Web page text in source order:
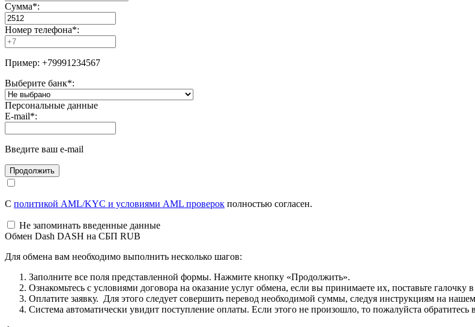
Сумма*:
Номер телефона*:
Пример: +79991234567
Выберите банк*:
Персональные данные
E-mail*:
Введите ваш e-mail
С политикой AML/KYC и условиями AML проверок полностью согласен.
Не запоминать введенные данные
Обмен Dash DASH на СБП RUB
Для обмена вам необходимо выполнить несколько шагов:
Заполните все поля представленной формы. Нажмите кнопку «Продолжить».
Ознакомьтесь с условиями договора на оказание услуг обмена, если вы принимаете их, поставьте
Оплатите заявку. Для этого следует совершить перевод необходимой суммы, следуя инструкциям на
Система автоматически увидит поступление оплаты. Если этого не произошло, то пожалуйста обратитесь